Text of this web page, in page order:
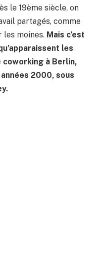
le 19ème siècle, on
partagés, comme
les moines. Mais c’est
les
coworking à Berlin,
2000, sous